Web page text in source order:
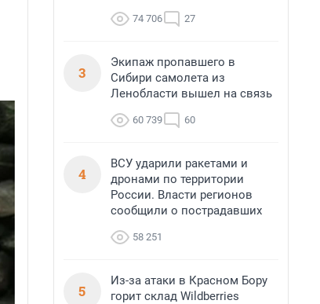
74 706 27
3
Экипаж пропавшего в
Сибири самолета из
Ленобласти вышел на связь
60 739 60
4
ВСУ ударили ракетами и
дронами по территории
России. Власти регионов
сообщили о пострадавших
58 251
5
Из-за атаки в Красном Бору
горит склад Wildberries